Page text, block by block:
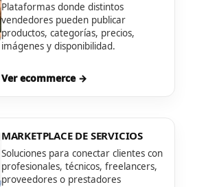
Plataformas donde distintos
vendedores pueden publicar
productos, categorías, precios,
imágenes y disponibilidad.
Ver ecommerce →
MARKETPLACE DE SERVICIOS
Soluciones para conectar clientes con
profesionales, técnicos, freelancers,
proveedores o prestadores